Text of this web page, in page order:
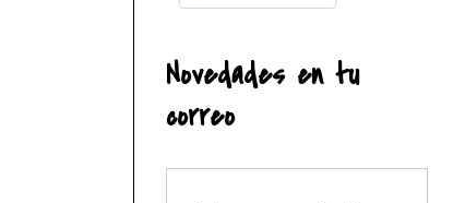
Novedades en tu
correo